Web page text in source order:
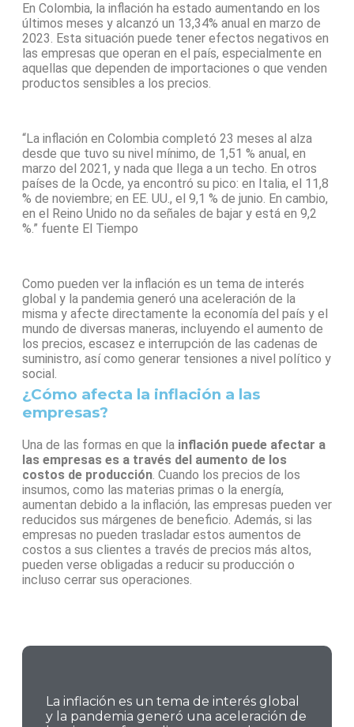
En Colombia, la inflación ha estado aumentando en los
últimos meses y alcanzó un 13,34% anual en marzo de
2023. Esta situación puede tener efectos negativos en
las empresas que operan en el país, especialmente en
aquellas que dependen de importaciones o que venden
productos sensibles a los precios.
“La inflación en Colombia completó 23 meses al alza
desde que tuvo su nivel mínimo, de 1,51 % anual, en
marzo del 2021, y nada que llega a un techo. En otros
países de la Ocde, ya encontró su pico: en Italia, el 11,8
% de noviembre; en EE. UU., el 9,1 % de junio. En cambio,
en el Reino Unido no da señales de bajar y está en 9,2
%.” fuente El Tiempo
Como pueden ver la inflación es un tema de interés
global y la pandemia generó una aceleración de la
misma y afecte directamente la economía del país y el
mundo de diversas maneras, incluyendo el aumento de
los precios, escasez e interrupción de las cadenas de
suministro, así como generar tensiones a nivel político y
social.
¿Cómo afecta la inflación a las
empresas?
Una de las formas en que la inflación puede afectar a
las empresas es a través del aumento de los
costos de producción. Cuando los precios de los
insumos, como las materias primas o la energía,
aumentan debido a la inflación, las empresas pueden ver
reducidos sus márgenes de beneficio. Además, si las
empresas no pueden trasladar estos aumentos de
costos a sus clientes a través de precios más altos,
pueden verse obligadas a reducir su producción o
incluso cerrar sus operaciones.
La inflación es un tema de interés global
y la pandemia generó una aceleración de